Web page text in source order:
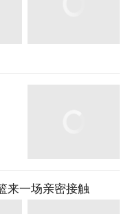
来一场亲密接触